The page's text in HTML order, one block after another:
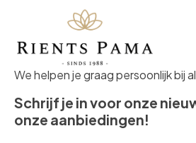
We helpen je graag persoonlijk bij
Schrijf je in voor onze
onze aanbiedingen!